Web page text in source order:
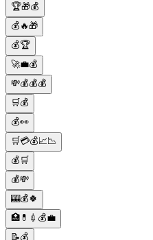
🏆🎁💰
💰🔥🎁
💰🏆
🚀💼💰
💸💰💰💰
🛒💰
💰👀
🛒💳💰📈📉
💰🛒
💰💸
🎰💰🍀
🏥💊💉💰💼
📝💰